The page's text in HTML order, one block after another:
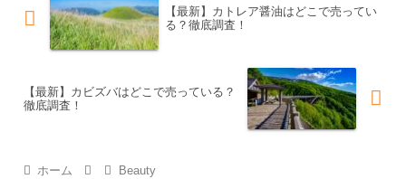
【最新】カトレア醤油はどこで売ってい
る？徹底調査！
【最新】カビズバはどこで売っている？
徹底調査！
ホーム Beauty